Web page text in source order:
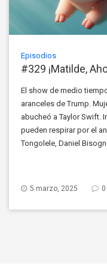
Episodios
#329 ¡Matilde,
El show de medio
aranceles de Trump.
abucheó a Taylor Swift.
pueden respirar por el
Tongolele, Daniel
5 marzo, 2025